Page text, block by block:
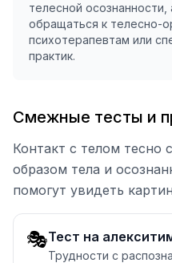
телесной
обращаться к телесно-
психотерапевтам или
практик.
Смежные тесты и
Контакт с телом тесно
образом тела и
помогут увидеть
🎭Тест на
Трудности с